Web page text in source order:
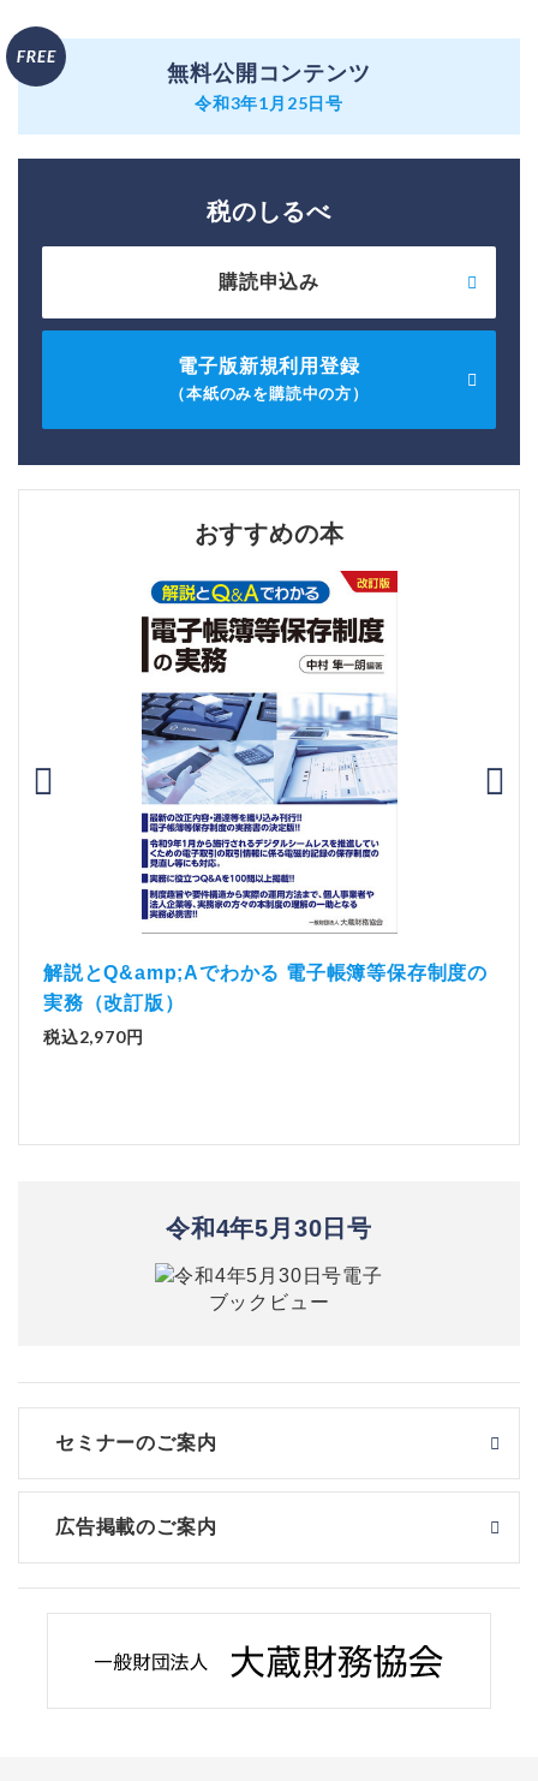
無料公開コンテンツ
令和3年1月25日号
税のしるべ
購読申込み
電子版新規利用登録
（本紙のみを購読中の方）
おすすめの本
解説とQ&amp;Aでわかる 電子帳簿等保存制度の
実務（改訂版）
税込2,970円
令和4年5月30日号
セミナーのご案内
広告掲載のご案内